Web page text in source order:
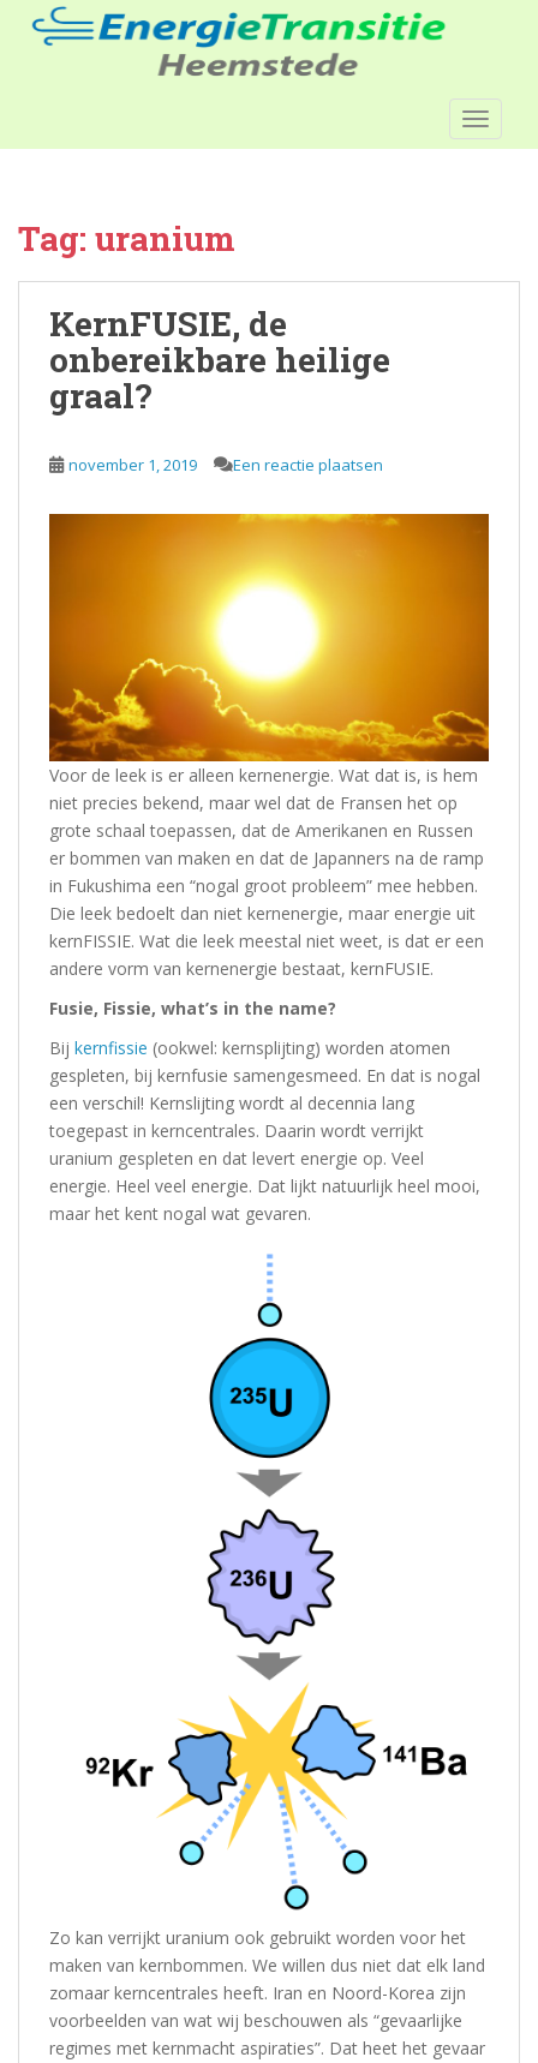
o
Tag: uranium
KernFUSIE, de
onbereikbare heilige
graal?
november 1, 2019 Een reactie plaatsen
Voor de leek is er alleen kernenergie. Wat dat is, is hem
niet precies bekend, maar wel dat de Fransen het op
grote schaal toepassen, dat de Amerikanen en Russen
er bommen van maken en dat de Japanners na de ramp
in Fukushima een “nogal groot probleem” mee hebben.
Die leek bedoelt dan niet kernenergie, maar energie uit
kernFISSIE. Wat die leek meestal niet weet, is dat er een
andere vorm van kernenergie bestaat, kernFUSIE.
Fusie, Fissie, what’s in the name?
Bij kernfissie (ookwel: kernsplijting) worden atomen
gespleten, bij kernfusie samengesmeed. En dat is nogal
een verschil! Kernslijting wordt al decennia lang
toegepast in kerncentrales. Daarin wordt verrijkt
uranium gespleten en dat levert energie op. Veel
energie. Heel veel energie. Dat lijkt natuurlijk heel mooi,
maar het kent nogal wat gevaren.
Zo kan verrijkt uranium ook gebruikt worden voor het
maken van kernbommen. We willen dus niet dat elk land
zomaar kerncentrales heeft. Iran en Noord-Korea zijn
voorbeelden van wat wij beschouwen als “gevaarlijke
regimes met kernmacht aspiraties”. Dat heet het gevaar